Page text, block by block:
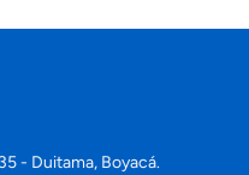
- Duitama, Boyacá.